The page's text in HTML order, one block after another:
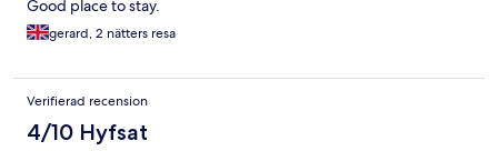
Good place to stay.
gerard, 2 nätters resa
Verifierad recension
4/10 Hyfsat